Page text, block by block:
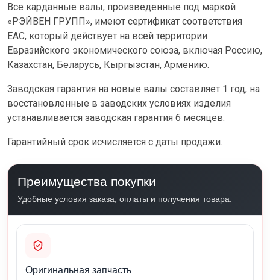
Все карданные валы, произведенные под маркой
«РЭЙВЕН ГРУПП», имеют сертификат соответствия
ЕАС, который действует на всей территории
Евразийского экономического союза, включая Россию,
Казахстан, Беларусь, Кыргызстан, Армению.
Заводская гарантия на новые валы составляет 1 год, на
восстановленные в заводских условиях изделия
устанавливается заводская гарантия 6 месяцев.
Гарантийный срок исчисляется с даты продажи.
Преимущества покупки
Удобные условия заказа, оплаты и получения товара.
Оригинальная запчасть